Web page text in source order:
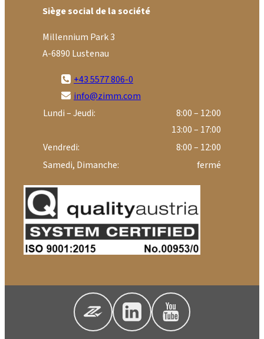
Siège social de la société
Millennium Park 3
A-6890 Lustenau
+43 5577 806-0
info@zimm.com
Lundi – Jeudi:
8:00 – 12:00
13:00 – 17:00
Vendredi:
8:00 – 12:00
Samedi, Dimanche:
fermé